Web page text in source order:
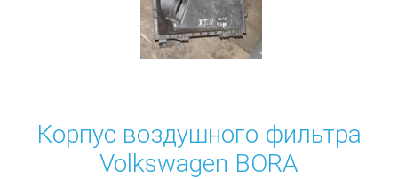
Корпус воздушного фильтра
Volkswagen BORA